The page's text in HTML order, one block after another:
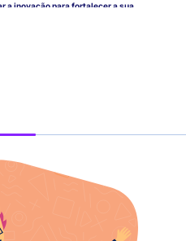
a inovação para fortalecer a sua
Ela precisa de pessoas para